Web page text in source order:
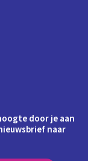
door je aan
naar